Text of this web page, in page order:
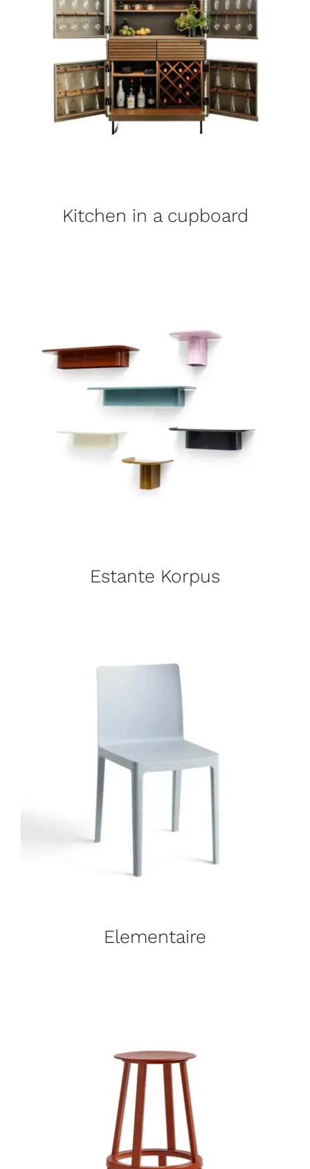
Kitchen in a cupboard
Estante Korpus
Elementaire